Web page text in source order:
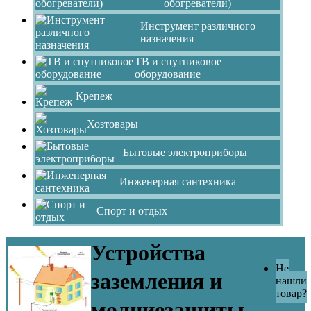
обогреватели)
Инструмент различного
назначения
ТВ и спутниковое
оборудование
Крепеж
Хозтовары
Бытовые электроприборы
Инженерная сантехника
Спорт и отдых
Устройства
заземления и
Не
нашли
товар?